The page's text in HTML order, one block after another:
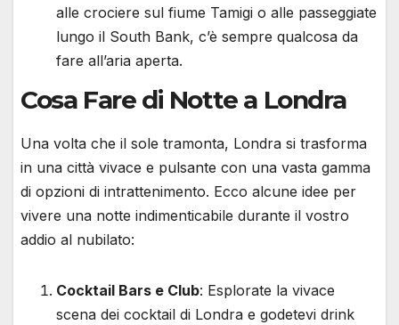
alle crociere sul fiume Tamigi o alle passeggiate
lungo il South Bank, c’è sempre qualcosa da
fare all’aria aperta.
Cosa Fare di Notte a Londra
Una volta che il sole tramonta, Londra si trasforma
in una città vivace e pulsante con una vasta gamma
di opzioni di intrattenimento. Ecco alcune idee per
vivere una notte indimenticabile durante il vostro
addio al nubilato:
Cocktail Bars e Club: Esplorate la vivace
scena dei cocktail di Londra e godetevi drink